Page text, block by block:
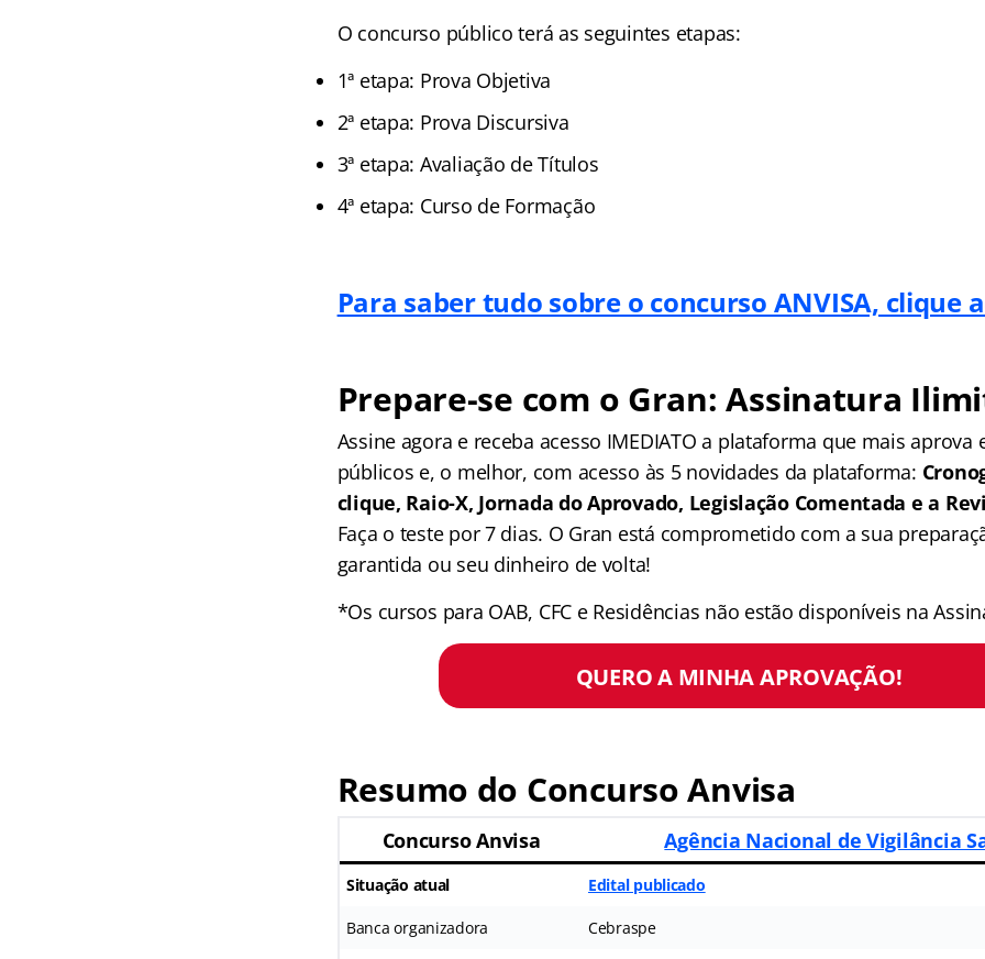
O concurso público terá as seguintes etapas:
1ª etapa: Prova Objetiva
2ª etapa: Prova Discursiva
3ª etapa: Avaliação de Títulos
4ª etapa: Curso de Formação
Para saber tudo sobre o concurso ANVISA, clique
Prepare-se com o Gran: Assinatura
Assine agora e receba acesso IMEDIATO a plataforma que mais aprova
públicos e, o melhor, com acesso às 5 novidades da plataforma:
clique, Raio-X, Jornada do Aprovado, Legislação Comentada e a
Faça o teste por 7 dias. O Gran está comprometido com a sua
garantida ou seu dinheiro de volta!
*Os cursos para OAB, CFC e Residências não estão disponíveis na
QUERO A MINHA APROVAÇÃO!
Resumo do Concurso Anvisa
Concurso Anvisa Agência Nacional de Vigilância
Situação atual Edital publicado
Banca organizadora Cebraspe